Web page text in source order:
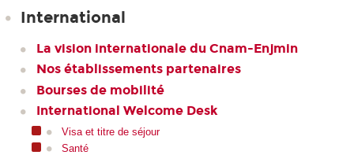
International
La vision internationale du Cnam-Enjmin
Nos établissements partenaires
Bourses de mobilité
International Welcome Desk
Visa et titre de séjour
Santé